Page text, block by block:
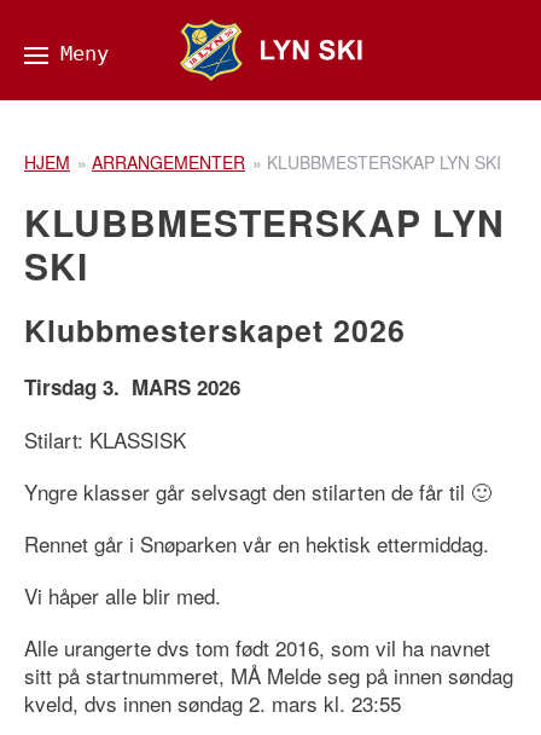
HJEM » ARRANGEMENTER » KLUBBMESTERSKAP LYN SKI
KLUBBMESTERSKAP LYN
SKI
Klubbmesterskapet 2026
Tirsdag 3. MARS 2026
Stilart: KLASSISK
Yngre klasser går selvsagt den stilarten de får til 🙂
Rennet går i Snøparken vår en hektisk ettermiddag.
Vi håper alle blir med.
Alle urangerte dvs tom født 2016, som vil ha navnet
sitt på startnummeret, MÅ Melde seg på innen søndag
kveld, dvs innen søndag 2. mars kl. 23:55